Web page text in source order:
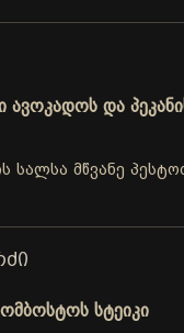
ავოკადოს და
სალსა მწვანე
სტეიკი